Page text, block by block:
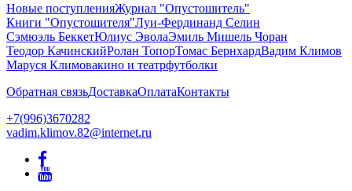
Новые поступленияЖурнал "Опустошитель"
Книги "Опустошителя"Луи-Фердинанд Селин
Сэмюэль БеккетЮлиус ЭволаЭмиль Мишель Чоран
Теодор КачинскийРолан ТопорТомас БернхардВадим Климов
Маруся Климовакино и театрфутболки
Обратная связьДоставкаОплатаКонтакты
+7(996)3670282
vadim.klimov.82@internet.ru